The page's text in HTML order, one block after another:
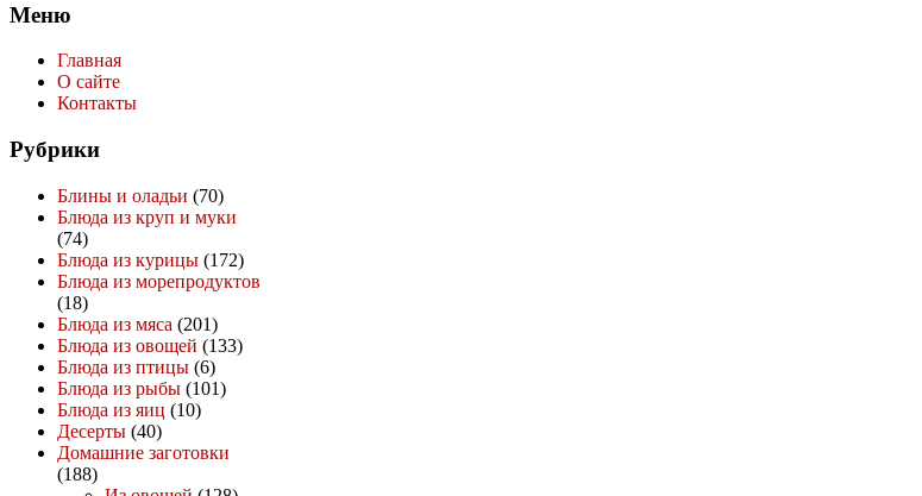
Меню
Главная
О сайте
Контакты
Рубрики
Блины и оладьи (70)
Блюда из круп и муки
(74)
Блюда из курицы (172)
Блюда из морепродуктов
(18)
Блюда из мяса (201)
Блюда из овощей (133)
Блюда из птицы (6)
Блюда из рыбы (101)
Блюда из яиц (10)
Десерты (40)
Домашние заготовки
(188)